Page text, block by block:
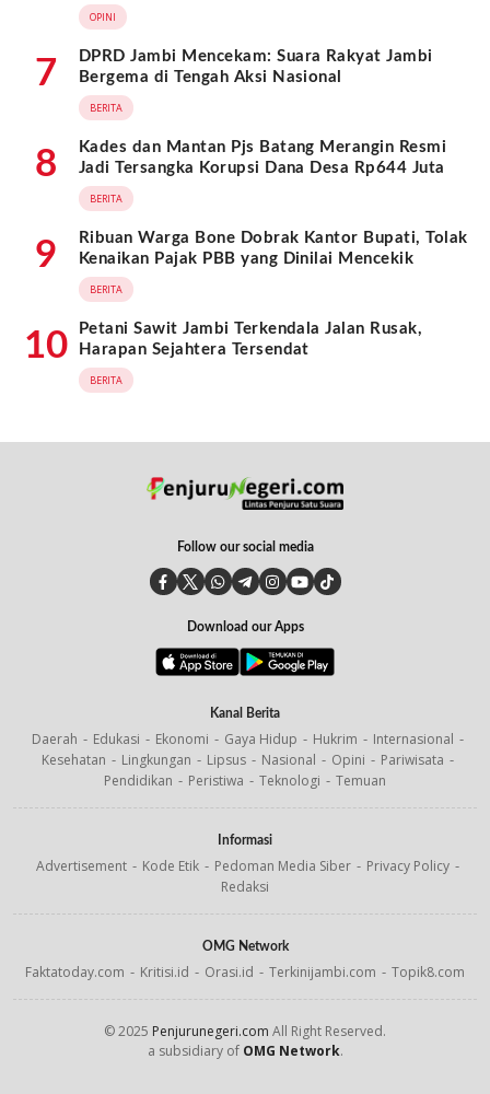
OPINI
7
DPRD Jambi Mencekam: Suara Rakyat Jambi
Bergema di Tengah Aksi Nasional
BERITA
8
Kades dan Mantan Pjs Batang Merangin Resmi
Jadi Tersangka Korupsi Dana Desa Rp644 Juta
BERITA
9
Ribuan Warga Bone Dobrak Kantor Bupati, Tolak
Kenaikan Pajak PBB yang Dinilai Mencekik
BERITA
10
Petani Sawit Jambi Terkendala Jalan Rusak,
Harapan Sejahtera Tersendat
BERITA
Follow our social media
Download our Apps
Kanal Berita
Daerah Edukasi Ekonomi Gaya Hidup Hukrim
Internasional
Kesehatan
Lingkungan Lipsus Nasional Opini
Pariwisata
Pendidikan
Peristiwa Teknologi Temuan
Informasi
Advertisement Kode Etik Pedoman Media Siber
Privacy Policy
Redaksi
OMG Network
Faktatoday.com Kritisi.id Orasi.id Terkinijambi.com Topik8.com
© 2025 Penjurunegeri.com All Right Reserved.
a subsidiary of OMG Network.